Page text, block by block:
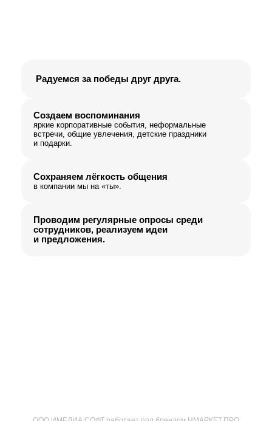
Радуемся за победы друг друга.
Создаем воспоминания
яркие корпоративные события, неформальные
встречи, общие увлечения, детские праздники
и подарки.
Сохраняем лёгкость общения
в компании мы на «ты».
Проводим регулярные опросы среди
сотрудников, реализуем идеи
и предложения.